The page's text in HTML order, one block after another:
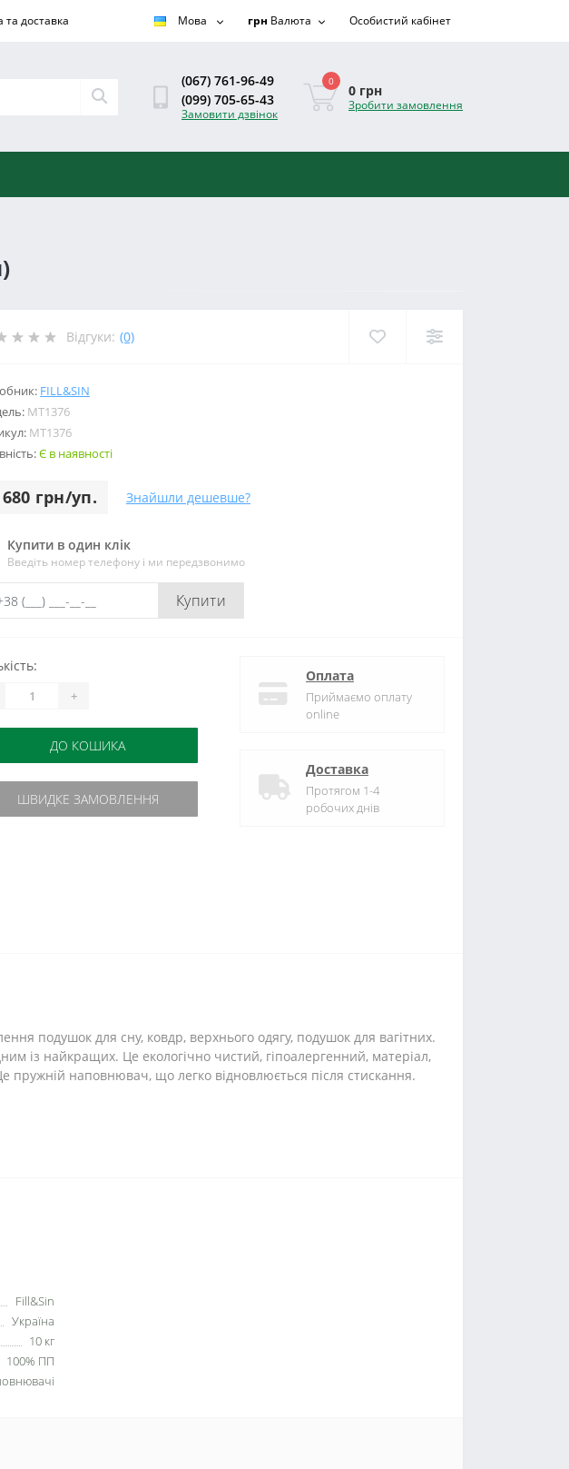
та доставка Мова грн Валюта Особистий кабінет
(067) 761-96-49
(099) 705-65-43
Замовити дзвінок
0
0 грн
Зробити замовлення
Відгуки: (0)
FILL&SIN
МТ1376
МТ1376
Є в наявності
грн/уп. Знайшли дешевше?
Купити в один клік
Введіть номер телефону і ми передзвонимо
Купити
+
ДО КОШИКА
ШВИДКЕ ЗАМОВЛЕННЯ
Оплата
Приймаємо оплату
online
Доставка
Протягом 1-4
робочих днів
подушок для сну, ковдр, верхнього одягу, подушок для вагітних.
із найкращих. Це екологічно чистий, гіпоалергенний, матеріал,
пружній наповнювач, що легко відновлюється після стискання.
Fill&Sin
Україна
10 кг
100% ПП